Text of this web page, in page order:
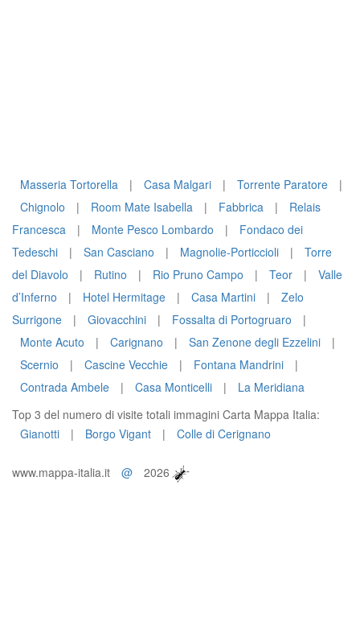
Masseria Tortorella | Casa Malgari | Torrente Paratore
|
Chignolo
| Room Mate Isabella | Fabbrica |
Relais
Francesca
| Monte Pesco Lombardo |
Fondaco dei
Tedeschi
| San Casciano | Magnolie-Porticcioli |
Torre
del Diavolo
| Rutino | Rio Pruno Campo | Teor |
Valle
d’Inferno
| Hotel Hermitage | Casa Martini |
Zelo
Surrigone
| Giovacchini | Fossalta di Portogruaro
|
Monte Acuto
| Carignano | San Zenone degli Ezzelini
|
Scernio
| Cascine Vecchie | Fontana Mandrini
|
Contrada Ambele
| Casa Monticelli |
La Meridiana
Top 3 del numero di visite totali immagini Carta Mappa Italia:
Gianotti
| Borgo Vigant | Colle di Cerignano
www.mappa-italia.it @ 2026